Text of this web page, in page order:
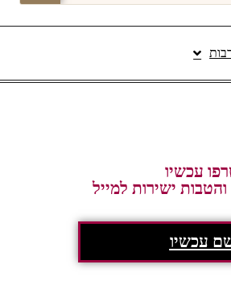
עכשיו
ישירות למייל
עכשיו